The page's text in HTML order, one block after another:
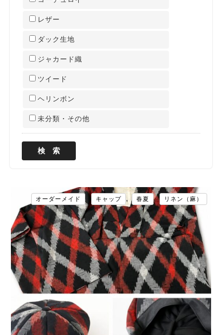
レザー
ダック生地
ジャカード織
ツイード
ヘリンボン
未分類・その他
オーダーメイド , キャップ , 春夏 , リネン（麻）